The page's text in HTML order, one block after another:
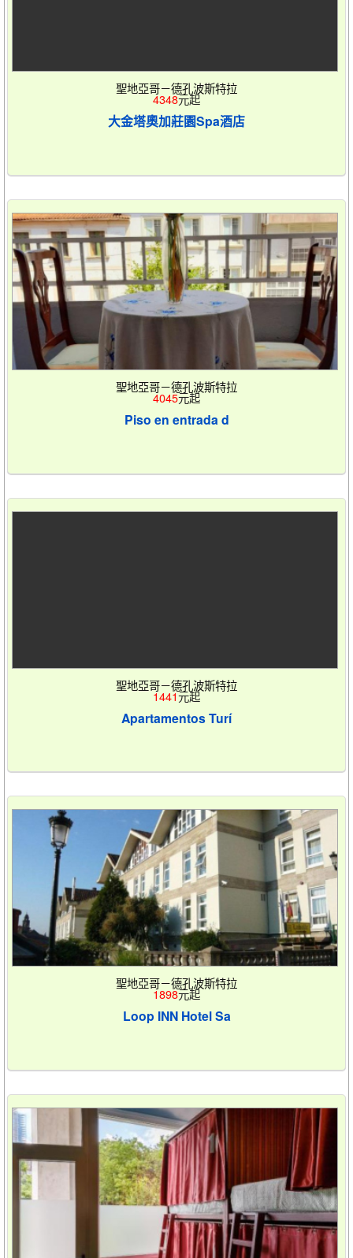
聖地亞哥－德孔波斯特拉
4348元起
大金塔奧加莊園Spa酒店
聖地亞哥－德孔波斯特拉
4045元起
Piso en entrada d
聖地亞哥－德孔波斯特拉
1441元起
Apartamentos Turí
聖地亞哥－德孔波斯特拉
1898元起
Loop INN Hotel Sa